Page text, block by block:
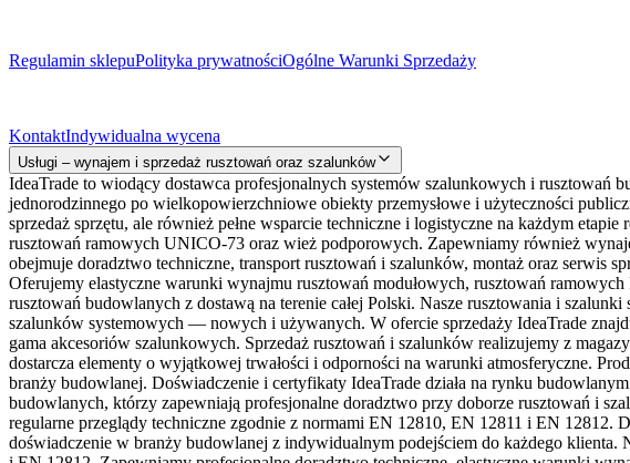
Regulamin sklepuPolityka prywatnościOgólne Warunki Sprzedaży
KontaktIndywidualna wycena
Usługi – wynajem i sprzedaż rusztowań oraz szalunków
IdeaTrade to wiodący dostawca profesjonalnych systemów szalunkowych i
jednorodzinnego po wielkopowierzchniowe obiekty przemysłowe i użyteczności
sprzedaż sprzętu, ale również pełne wsparcie techniczne i logistyczne na każdym
rusztowań ramowych UNICO-73 oraz wież podporowych. Zapewniamy również
obejmuje doradztwo techniczne, transport rusztowań i szalunków, montaż oraz serwis
Oferujemy elastyczne warunki wynajmu rusztowań modułowych, rusztowań
rusztowań budowlanych z dostawą na terenie całej Polski. Nasze rusztowania i
szalunków systemowych — nowych i używanych. W ofercie sprzedaży IdeaTrade
gama akcesoriów szalunkowych. Sprzedaż rusztowań i szalunków realizujemy z
dostarcza elementy o wyjątkowej trwałości i odporności na warunki atmosferyczne.
branży budowlanej. Doświadczenie i certyfikaty IdeaTrade działa na rynku
budowlanych, którzy zapewniają profesjonalne doradztwo przy doborze rusztowań i
regularne przeglądy techniczne zgodnie z normami EN 12810, EN 12811 i EN
doświadczenie w branży budowlanej z indywidualnym podejściem do każdego klienta.